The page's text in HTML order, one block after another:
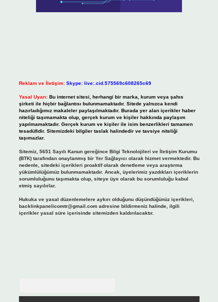
Reklam ve İletişim: Skype: live:.cid.575569c608265c69
Yasal Uyarı: Bu internet sitesi, herhangi bir marka, kurum veya şahıs
şirketi ile hiçbir bağlantısı bulunmamaktadır. Sitede yalnızca kendi
hazırladığımız makaleler paylaşılmaktadır. Burada yer alan içerikler haber
niteliği taşımamakta olup, gerçek kurum ve kişiler hakkında paylaşım
yapılmamaktadır. Gerçek kurum ve kişiler ile isim benzerlikleri tamamen
tesadüfidir. Sitemizdeki bilgiler taslak halindedir ve tavsiye niteliği
taşımazlar.
Sitemiz, 5651 Sayılı Kanun gereğince Bilgi Teknolojileri ve İletişim Kurumu
(BTK) tarafından onaylanmış bir Yer Sağlayıcı olarak hizmet vermektedir. Bu
nedenle, sitedeki içerikleri proaktif olarak denetleme veya araştırma
yükümlülüğümüz bulunmamaktadır. Ancak, üyelerimiz yazdıkları içeriklerin
sorumluluğunu taşımakta olup, siteye üye olarak bu sorumluluğu kabul
etmiş sayılırlar.
Hukuka ve yasal düzenlemelere aykırı olduğunu düşündüğünüz içerikleri,
backlinkpanelicomtr@gmail.comadresine bildirmeniz halinde, ilgili
içerikler yasal süre içerisinde sitemizden kaldırılacaktır.